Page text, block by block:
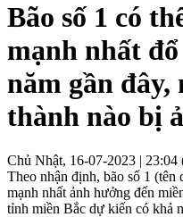
Bão số 1 có
mạnh nhất
năm gần
thành nào bị
Chủ Nhật, 16-07-2023 |
Theo nhận định, bão số 1 (tên
mạnh nhất ảnh hưởng đến
tỉnh miền Bắc dự kiến có khả